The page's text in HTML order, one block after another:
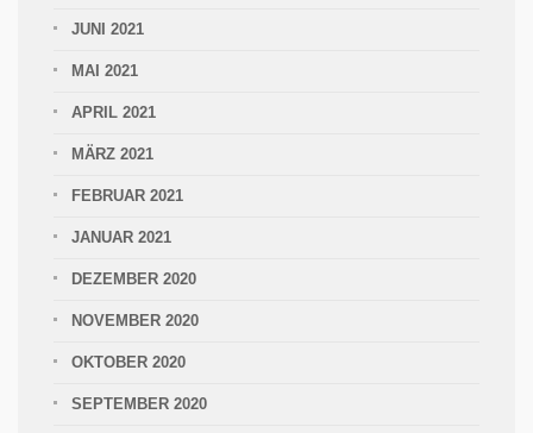
JUNI 2021
MAI 2021
APRIL 2021
MÄRZ 2021
FEBRUAR 2021
JANUAR 2021
DEZEMBER 2020
NOVEMBER 2020
OKTOBER 2020
SEPTEMBER 2020